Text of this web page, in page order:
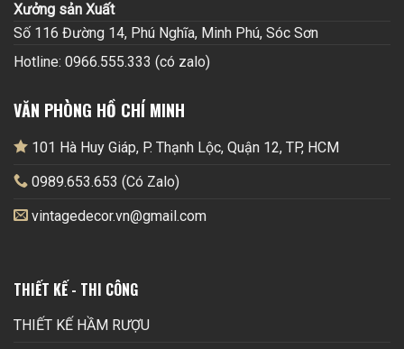
Xưởng sản Xuất
Số 116 Đường 14, Phú Nghĩa, Minh Phú, Sóc Sơn
Hotline: 0966.555.333 (có zalo)
VĂN PHÒNG HỒ CHÍ MINH
101 Hà Huy Giáp, P. Thạnh Lộc, Quận 12, TP, HCM
0989.653.653 (Có Zalo)
vintagedecor.vn@gmail.com
THIẾT KẾ - THI CÔNG
THIẾT KẾ HẦM RƯỢU